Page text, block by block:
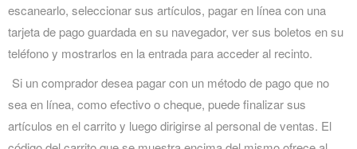
escanearlo, seleccionar sus artículos, pagar en línea con una
tarjeta de pago guardada en su navegador, ver sus boletos en su
teléfono y mostrarlos en la entrada para acceder al recinto.
Si un comprador desea pagar con un método de pago que no
sea en línea, como efectivo o cheque, puede finalizar sus
artículos en el carrito y luego dirigirse al personal de ventas. El